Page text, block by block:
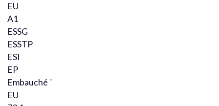
EU
A1
ESSG
ESSTP
ESI
EP
Embauché ¯
EU